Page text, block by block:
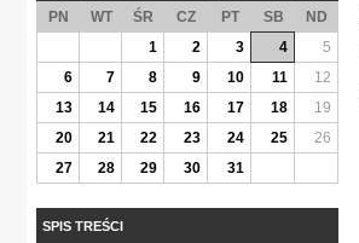
PN WT ŚR CZ PT SB
ND
1
2 3 4
5
6
7 8 9 10 11
12
13
14 15 16 17 18
19
20
21 22 23 24 25
26
27
28 29 30 31
SPIS TREŚCI